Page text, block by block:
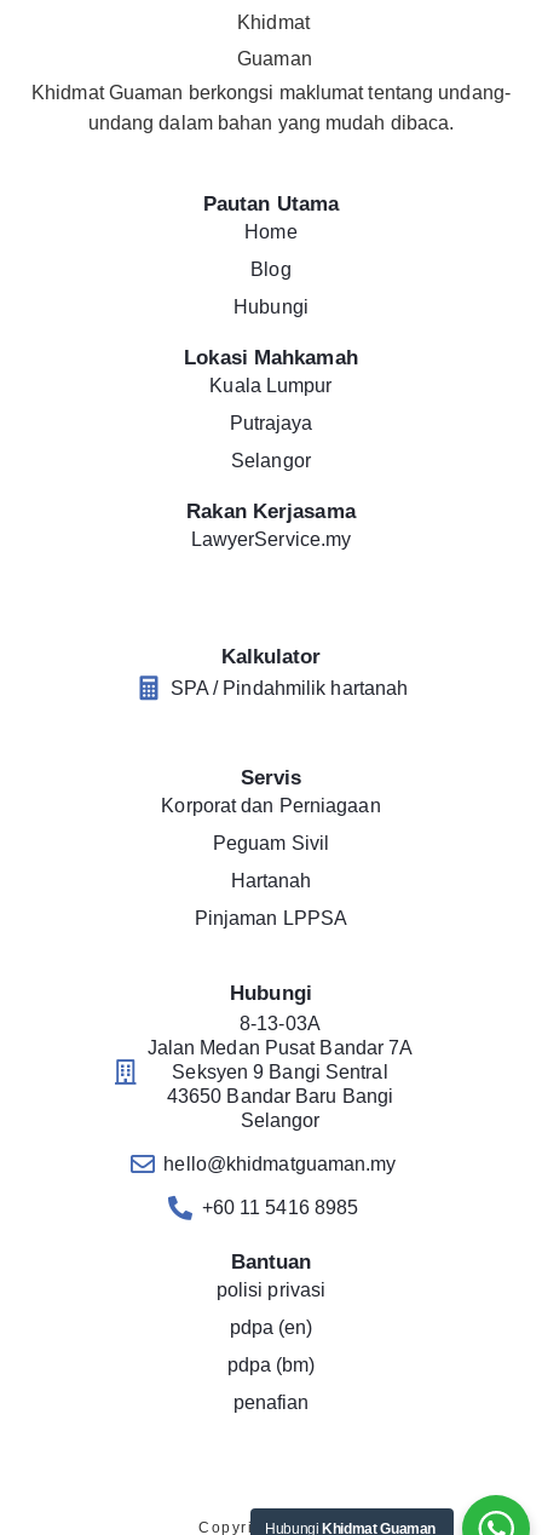
Khidmat Guaman berkongsi maklumat tentang undang-
undang dalam bahan yang mudah dibaca.
Pautan Utama
Home
Blog
Hubungi
Lokasi Mahkamah
Kuala Lumpur
Putrajaya
Selangor
Rakan Kerjasama
LawyerService.my
Kalkulator
SPA / Pindahmilik hartanah
Servis
Korporat dan Perniagaan
Peguam Sivil
Hartanah
Pinjaman LPPSA
Hubungi
8-13-03A
Jalan Medan Pusat Bandar 7A
Seksyen 9 Bangi Sentral
43650 Bandar Baru Bangi
Selangor
hello@khidmatguaman.my
+60 11 5416 8985
Bantuan
polisi privasi
pdpa (en)
pdpa (bm)
penafian
Copyright © 2019
Hubungi Khidmat Guaman